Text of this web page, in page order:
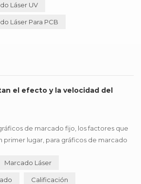
para precisión, profundidad,
del campo , tan ampliamente utilizado en
Láser UV
Láser Para PCB
el efecto y la velocidad del
de marcado fijo, los factores que
primer lugar, para gráficos de marcado
y materiales de procesamiento. por lo
Marcado Láser
Calificación